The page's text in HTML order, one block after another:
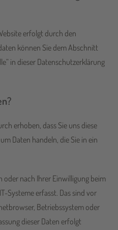
erfolgt durch den
können Sie dem Abschnitt
in dieser Datenschutzerklärung
erhoben, dass Sie uns diese
Daten handeln, die Sie in ein
nach Ihrer Einwilligung beim
Systeme erfasst. Das sind vor
Betriebssystem oder
dieser Daten erfolgt